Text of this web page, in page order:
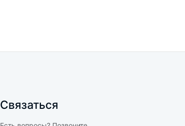
Связаться